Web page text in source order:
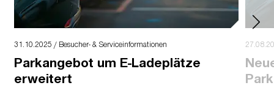
31.10.2025 / Besucher- & Serviceinformationen
Parkangebot um E-Ladeplätze
erweitert